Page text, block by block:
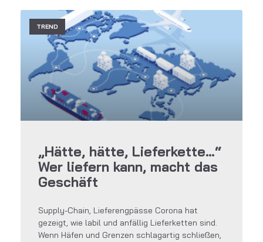
TREND
„Hätte, hätte, Lieferkette…“
Wer liefern kann, macht das
Geschäft
Supply-Chain, Lieferengpässe Corona hat
gezeigt, wie labil und anfällig Lieferketten sind.
Wenn Häfen und Grenzen schlagartig schließen,